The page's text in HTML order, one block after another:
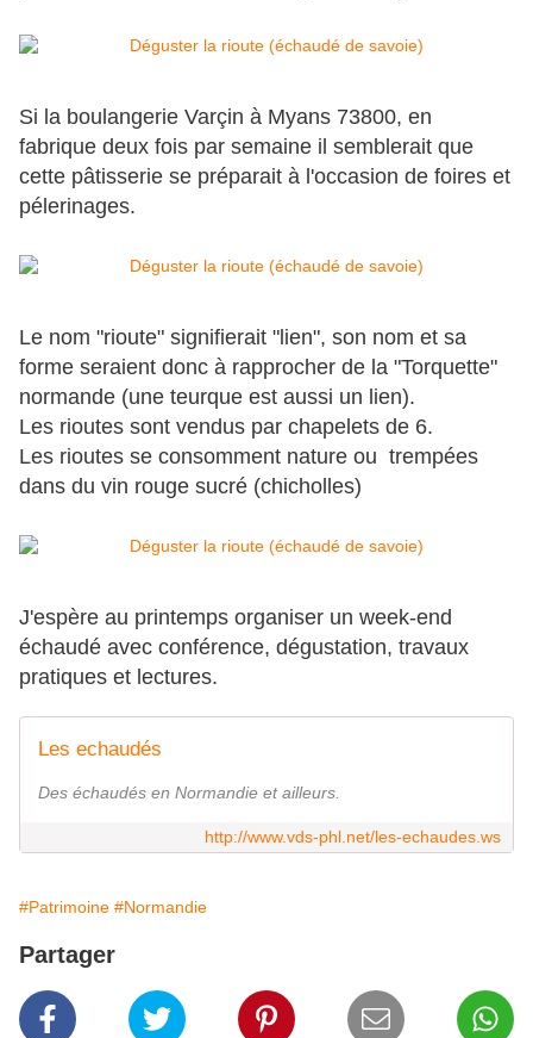
Si la boulangerie Varçin à Myans 73800, en
fabrique deux fois par semaine il semblerait que
cette pâtisserie se préparait à l'occasion de foires et
pélerinages.
Le nom "rioute" signifierait "lien", son nom et sa
forme seraient donc à rapprocher de la "Torquette"
normande (une teurque est aussi un lien).
Les rioutes sont vendus par chapelets de 6.
Les rioutes se consomment nature ou trempées
dans du vin rouge sucré (chicholles)
J'espère au printemps organiser un week-end
échaudé avec conférence, dégustation, travaux
pratiques et lectures.
Les echaudés
Des échaudés en Normandie et ailleurs.
http://www.vds-phl.net/les-echaudes.ws
#Patrimoine #Normandie
Partager